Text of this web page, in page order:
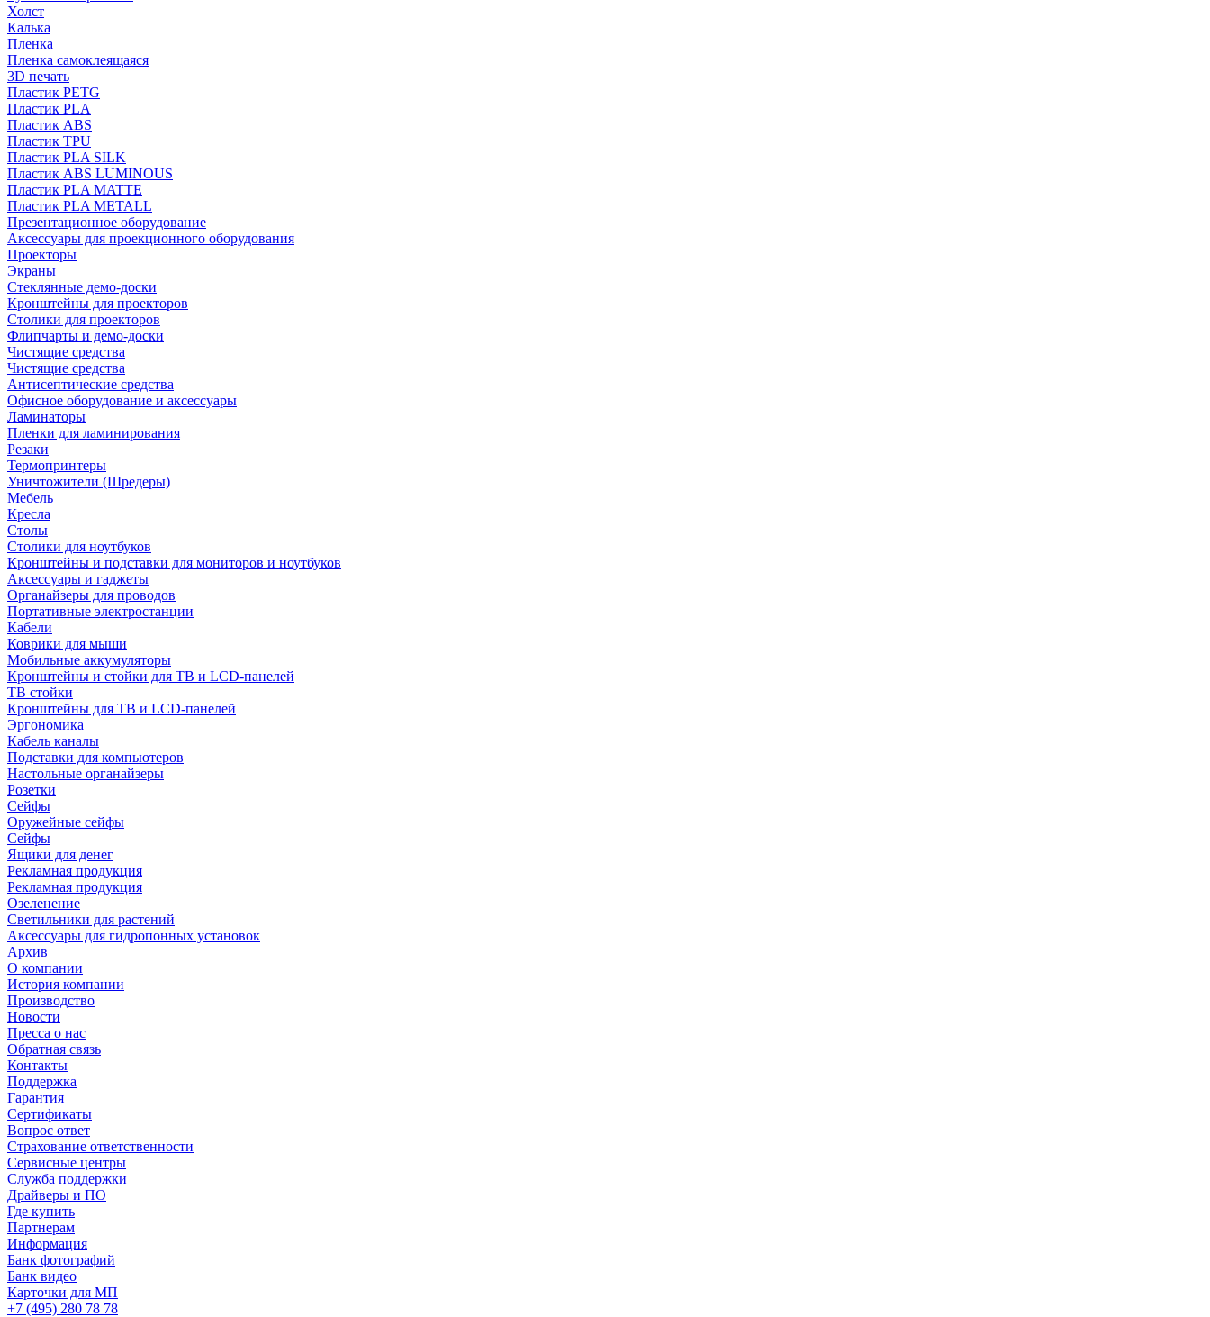
Холст
Калька
Пленка
Пленка самоклеящаяся
3D печать
Пластик PETG
Пластик PLA
Пластик ABS
Пластик TPU
Пластик PLA SILK
Пластик ABS LUMINOUS
Пластик PLA MATTE
Пластик PLA METALL
Презентационное оборудование
Аксессуары для проекционного оборудования
Проекторы
Экраны
Стеклянные демо-доски
Кронштейны для проекторов
Столики для проекторов
Флипчарты и демо-доски
Чистящие средства
Чистящие средства
Антисептические средства
Офисное оборудование и аксессуары
Ламинаторы
Пленки для ламинирования
Резаки
Термопринтеры
Уничтожители (Шредеры)
Мебель
Кресла
Столы
Столики для ноутбуков
Кронштейны и подставки для мониторов и ноутбуков
Аксессуары и гаджеты
Органайзеры для проводов
Портативные электростанции
Кабели
Коврики для мыши
Мобильные аккумуляторы
Кронштейны и стойки для ТВ и LCD-панелей
ТВ стойки
Кронштейны для ТВ и LCD-панелей
Эргономика
Кабель каналы
Подставки для компьютеров
Настольные органайзеры
Розетки
Сейфы
Оружейные сейфы
Сейфы
Ящики для денег
Рекламная продукция
Рекламная продукция
Озеленение
Светильники для растений
Аксессуары для гидропонных установок
Архив
О компании
История компании
Производство
Новости
Пресса о нас
Обратная связь
Контакты
Поддержка
Гарантия
Сертификаты
Вопрос ответ
Страхование ответственности
Сервисные центры
Служба поддержки
Драйверы и ПО
Где купить
Партнерам
Информация
Банк фотографий
Банк видео
Карточки для МП
+7 (495) 280 78 78